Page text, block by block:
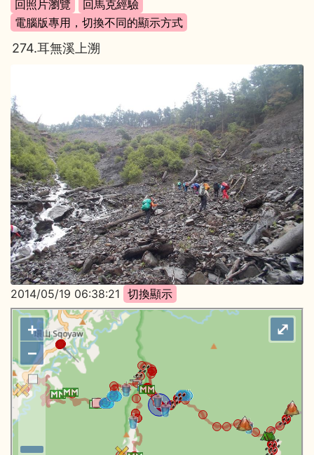
274.耳無溪上溯
2014/05/19 06:38:21
+
−
⤢